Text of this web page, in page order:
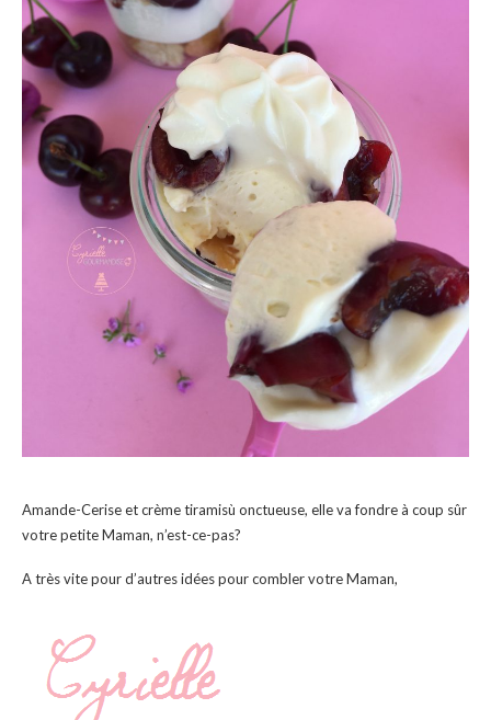
Amande-Cerise et crème tiramisù onctueuse, elle va fondre à coup sûr
votre petite Maman, n’est-ce-pas?
A très vite pour d’autres idées pour combler votre Maman,